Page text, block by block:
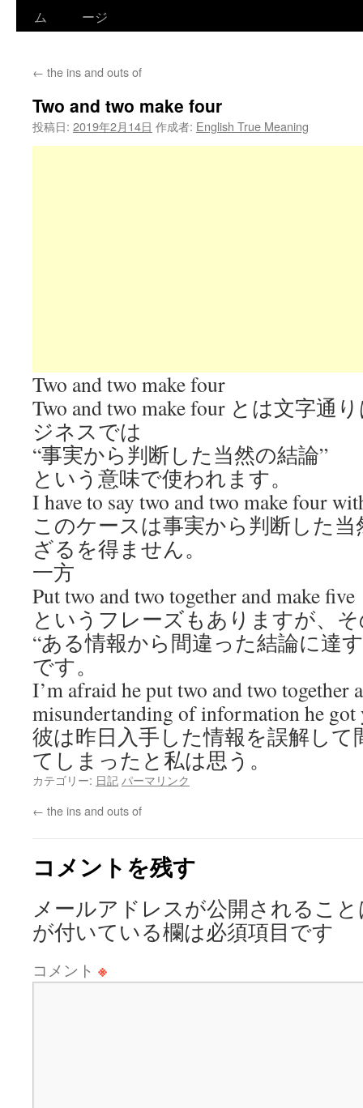
ム
ージ
← the ins and outs of
Two and two make four
投稿日: 2019年2月14日 作成者: English True Meaning
Two and two make four
Two and two make four とは文字通
ジネスでは
“事実から判断した当然の結論”
という意味で使われます。
I have to say two and two make four
このケースは事実から判断した
ざるを得ません。
一方
Put two and two together and make five
というフレーズもありますが、
“ある情報から間違った結論に達
です。
I’m afraid he put two and two together
misundertanding of information he got
彼は昨日入手した情報を誤解して
てしまったと私は思う。
カテゴリー: 日記 パーマリンク
← the ins and outs of
コメントを残す
メールアドレスが公開されるこ
が付いている欄は必須項目です
コメント ※